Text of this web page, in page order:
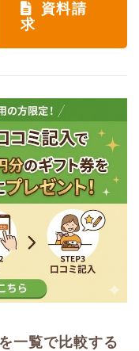
資料請
求
一覧で比較する